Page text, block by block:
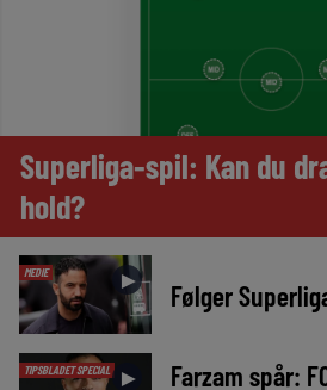
Superliga-spil: Kan du
hold?
MEDIE ► Følger
TIPSBLADET SPECIAL ► Farzam spår: